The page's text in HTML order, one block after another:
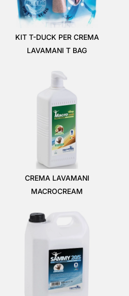
KIT T-DUCK PER CREMA
LAVAMANI T BAG
CREMA LAVAMANI
MACROCREAM